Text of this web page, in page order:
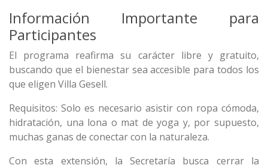
Información Importante para
Participantes
El programa reafirma su carácter libre y gratuito,
buscando que el bienestar sea accesible para todos los
que eligen Villa Gesell.
Requisitos: Solo es necesario asistir con ropa cómoda,
hidratación, una lona o mat de yoga y, por supuesto,
muchas ganas de conectar con la naturaleza.
Con esta extensión, la Secretaría busca cerrar la